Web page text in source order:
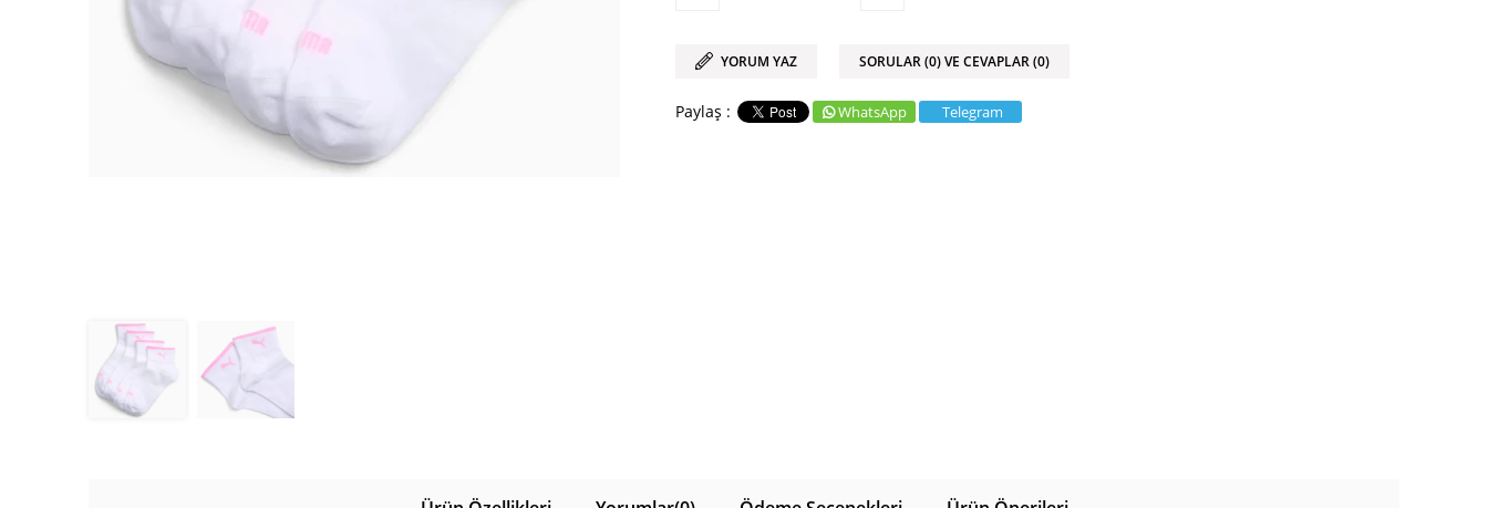
YORUM YAZ SORULAR (0) VE CEVAPLAR (0)
WhatsApp Telegram